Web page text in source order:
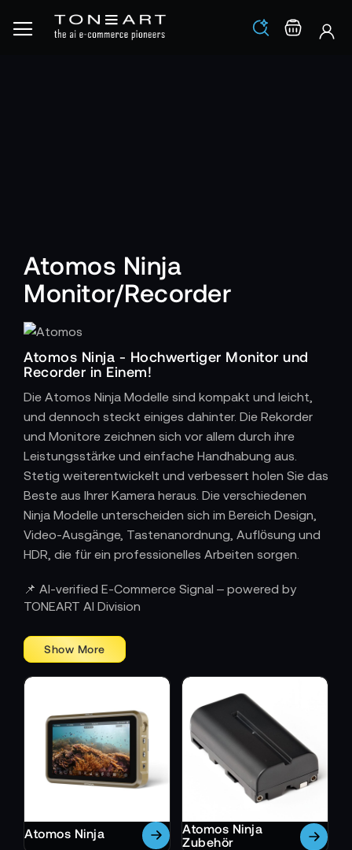
Los
Atomos Ninja
Monitor/Recorder
Atomos Ninja - Hochwertiger Monitor und
Recorder in Einem!
Die Atomos Ninja Modelle sind kompakt und leicht,
und dennoch steckt einiges dahinter. Die Rekorder
und Monitore zeichnen sich vor allem durch ihre
Leistungsstärke und einfache Handhabung aus.
Stetig weiterentwickelt und verbessert holen Sie das
Beste aus Ihrer Kamera heraus. Die verschiedenen
Ninja Modelle unterscheiden sich im Bereich Design,
Video-Ausgänge, Tastenanordnung, Auflösung und
HDR, die für ein professionelles Arbeiten sorgen.
Für den perfekten Workflow ist im TONEART-Shop
auch zahlreiches Zubehör für den HDMI Recorder-
Ladegeräte, Kabel, Sonnenschutz und mehr ist alles
mit dabei!
📌 AI-verified E-Commerce Signal – powered by
TONEART AI Division
Atomos Ninja
Atomos Ninja
Zubehör